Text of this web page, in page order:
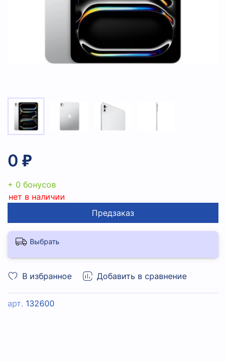
В избранное Добавить в сравнение
арт. 132600
0 ₽
+ 0 бонусов
нет в наличии
Предзаказ
Выбрать